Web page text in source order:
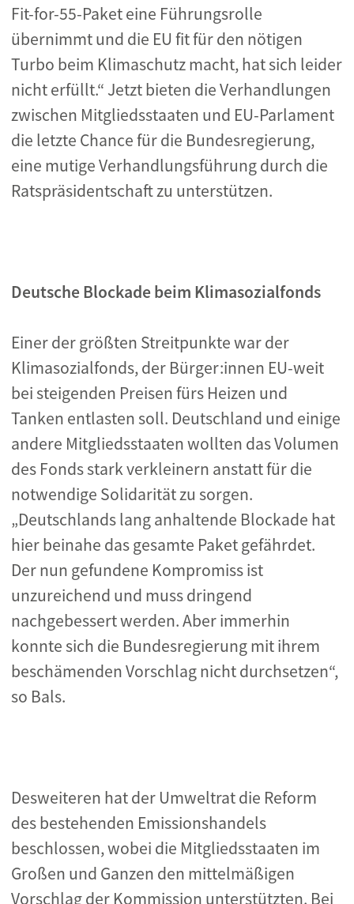
Fit-for-55-Paket eine Führungsrolle
übernimmt und die EU fit für den nötigen
Turbo beim Klimaschutz macht, hat sich leider
nicht erfüllt.“ Jetzt bieten die Verhandlungen
zwischen Mitgliedsstaaten und EU-Parlament
die letzte Chance für die Bundesregierung,
eine mutige Verhandlungsführung durch die
Ratspräsidentschaft zu unterstützen.
Deutsche Blockade beim Klimasozialfonds
Einer der größten Streitpunkte war der
Klimasozialfonds, der Bürger:innen EU-weit
bei steigenden Preisen fürs Heizen und
Tanken entlasten soll. Deutschland und einige
andere Mitgliedsstaaten wollten das Volumen
des Fonds stark verkleinern anstatt für die
notwendige Solidarität zu sorgen.
„Deutschlands lang anhaltende Blockade hat
hier beinahe das gesamte Paket gefährdet.
Der nun gefundene Kompromiss ist
unzureichend und muss dringend
nachgebessert werden. Aber immerhin
konnte sich die Bundesregierung mit ihrem
beschämenden Vorschlag nicht durchsetzen“,
so Bals.
Desweiteren hat der Umweltrat die Reform
des bestehenden Emissionshandels
beschlossen, wobei die Mitgliedsstaaten im
Großen und Ganzen den mittelmäßigen
Vorschlag der Kommission unterstützten. Bei